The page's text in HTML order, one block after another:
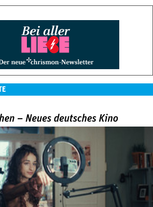
– Neues deutsches Kino